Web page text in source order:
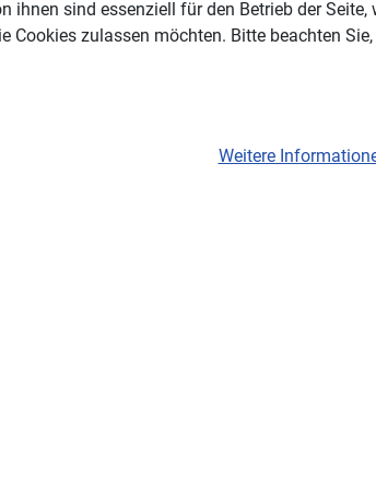
ihnen sind essenziell für den Betrieb der
Cookies zulassen möchten. Bitte beachten
Weitere